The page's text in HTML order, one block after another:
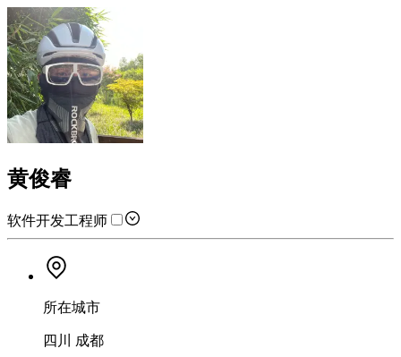
黄俊睿
软件开发工程师
所在城市
四川 成都